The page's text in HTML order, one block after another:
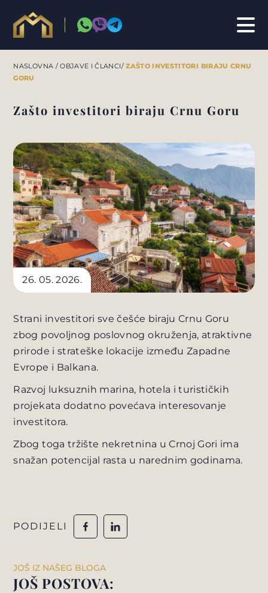
INVESTICIJE & KONSALTING
NASLOVNA /OBJAVE I ČLANCI/ZAŠTO INVESTITORI BIRAJU CRNU
GORU
Zašto investitori biraju Crnu Goru
26. 05. 2026.
Strani investitori sve češće biraju Crnu Goru
zbog povoljnog poslovnog okruženja, atraktivne
prirode i strateške lokacije između Zapadne
Evrope i Balkana.
Razvoj luksuznih marina, hotela i turističkih
projekata dodatno povećava interesovanje
investitora.
Zbog toga tržište nekretnina u Crnoj Gori ima
snažan potencijal rasta u narednim godinama.
PODIJELI
JOŠ IZ NAŠEG BLOGA
JOŠ POSTOVA: